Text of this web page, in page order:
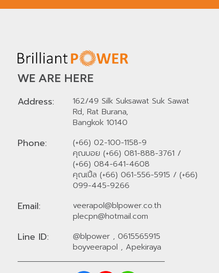
WE ARE HERE
Address:
162/49 Silk Suksawat Suk Sawat
Rd, Rat Burana,
Bangkok 10140
Phone:
(+66) 02-100-1158-9
คุณบอย (+66) 081-888-3761 /
(+66) 084-641-4608
คุณเปิ้ล (+66) 061-556-5915 / (+66)
099-445-9266
Email:
veerapol@blpower.co.th
plecpn@hotmail.com
Line ID: @blpower, 0615565915
boyveerapol , Apekiraya